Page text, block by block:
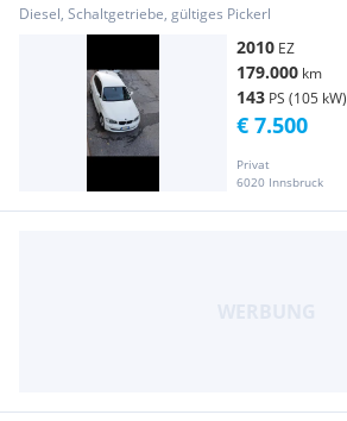
Diesel, Schaltgetriebe, gültiges Pickerl
2010 EZ
179.000 km
143 PS (105 kW)
Privat
6020 Innsbruck
€ 7.500